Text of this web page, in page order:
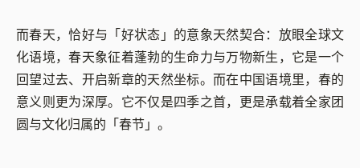
而春天，恰好与「好状态」的意象天然契合：放眼全球文
化语境，春天象征着蓬勃的生命力与万物新生，它是一个
回望过去、开启新章的天然坐标。而在中国语境里，春的
意义则更为深厚。它不仅是四季之首，更是承载着全家团
圆与文化归属的「春节」。